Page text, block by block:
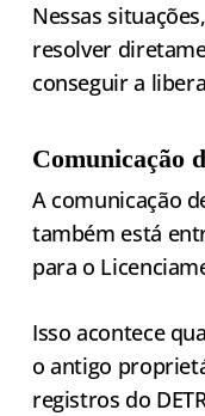
Nessas
resolver
conseguir a
Comunicação
A comunicação
também está
para o
Isso acontece
o antigo
registros do